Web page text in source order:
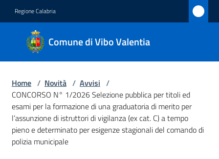
Regione Calabria
Comune di Vibo Valentia
Comune
di Vibo
Valentia
Amministrazione
Novità
Menu selezionato
Home / Novità / Avvisi /
CONCORSO N° 1/2026 Selezione pubblica per titoli ed
esami per la formazione di una graduatoria di merito per
l’assunzione di istruttori di vigilanza (ex cat. C) a tempo
pieno e determinato per esigenze stagionali del comando di
polizia municipale